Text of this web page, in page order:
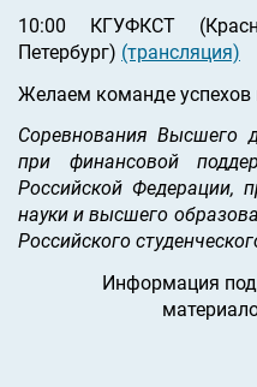
10:00 КГУФКСТ
Петербург) (трансляция)
Желаем команде успехов
Соревнования Высшего
при финансовой
Российской Федерации,
науки и высшего
Российского
Информация